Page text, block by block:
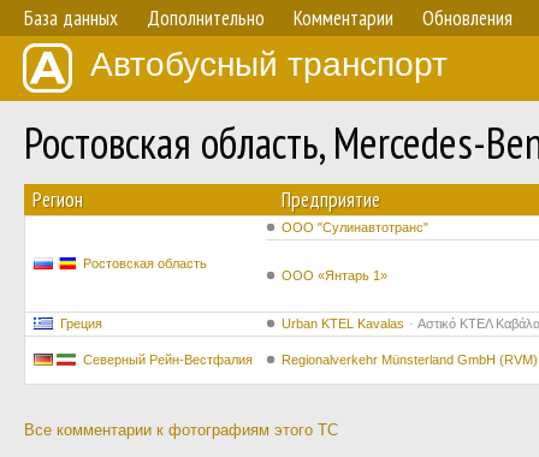
База данных Дополнительно Комментарии Обновления
Автобусный транспорт
Ростовская область, Mercedes-
Регион Предприятие
Ростовская область
ООО "Сулинавтотранс"
ООО «Янтарь 1»
Греция Urban KTEL Kavalas Αστικό ΚΤΕΛ
Северный Рейн-Вестфалия Regionalverkehr Münsterland GmbH (RVM)
Все комментарии к фотографиям этого ТС